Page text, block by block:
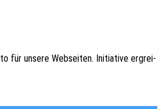
für unsere Websei­ten. Initia­ti­ve ergrei­